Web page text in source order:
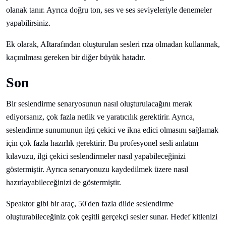
olanak tanır. Ayrıca doğru ton, ses ve ses seviyeleriyle denemeler
yapabilirsiniz.
Ek olarak, AItarafından oluşturulan sesleri rıza olmadan kullanmak,
kaçınılması gereken bir diğer büyük hatadır.
Son
Bir seslendirme senaryosunun nasıl oluşturulacağını merak
ediyorsanız, çok fazla netlik ve yaratıcılık gerektirir. Ayrıca,
seslendirme sunumunun ilgi çekici ve ikna edici olmasını sağlamak
için çok fazla hazırlık gerektirir. Bu profesyonel sesli anlatım
kılavuzu, ilgi çekici seslendirmeler nasıl yapabileceğinizi
göstermiştir. Ayrıca senaryonuzu kaydedilmek üzere nasıl
hazırlayabileceğinizi de göstermiştir.
Speaktor gibi bir araç, 50'den fazla dilde seslendirme
oluşturabileceğiniz çok çeşitli gerçekçi sesler sunar. Hedef kitlenizi